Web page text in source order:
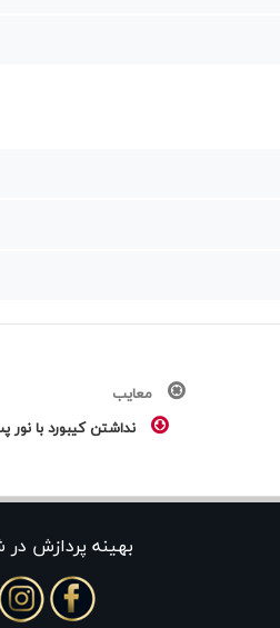
معایب
نداشتن کیبورد با نور
بهينه پردازش